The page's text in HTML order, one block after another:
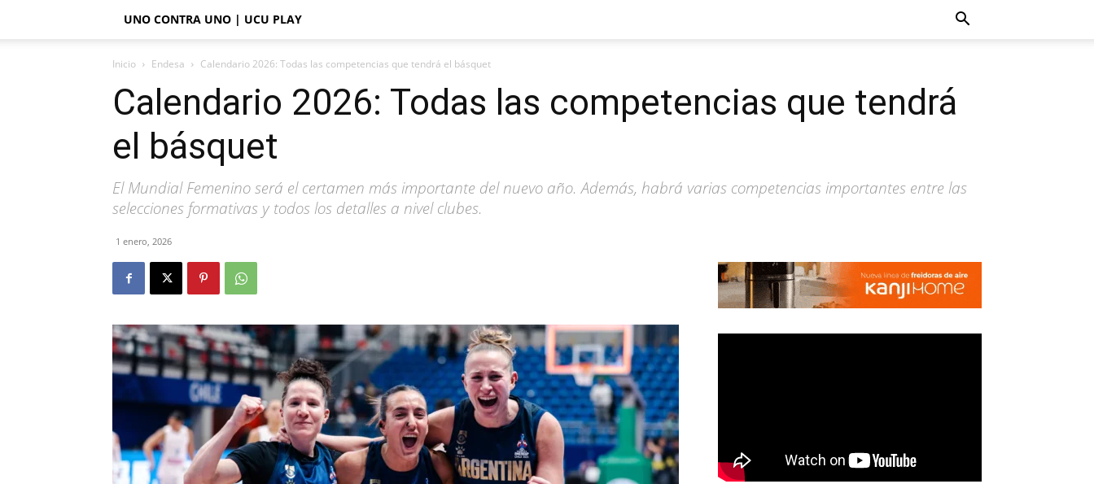
UNO CONTRA UNO | UCU PLAY
Inicio Endesa Calendario 2026: Todas las competencias que tendrá el básquet
Calendario 2026: Todas las competencias que tendrá
el básquet
El Mundial Femenino será el certamen más importante del nuevo año. Además, habrá varias competencias importantes entre las
selecciones formativas y todos los detalles a nivel clubes.
1 enero, 2026